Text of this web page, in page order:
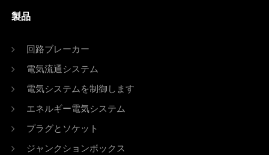
製品
回路ブレーカー
電気流通システム
電気システムを制御します
エネルギー電気システム
プラグとソケット
ジャンクションボックス